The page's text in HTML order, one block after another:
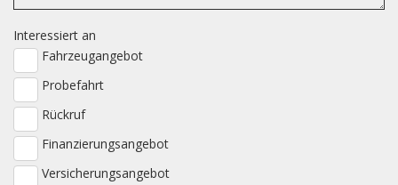
Interessiert an
Fahrzeugangebot
Probefahrt
Rückruf
Finanzierungsangebot
Versicherungsangebot